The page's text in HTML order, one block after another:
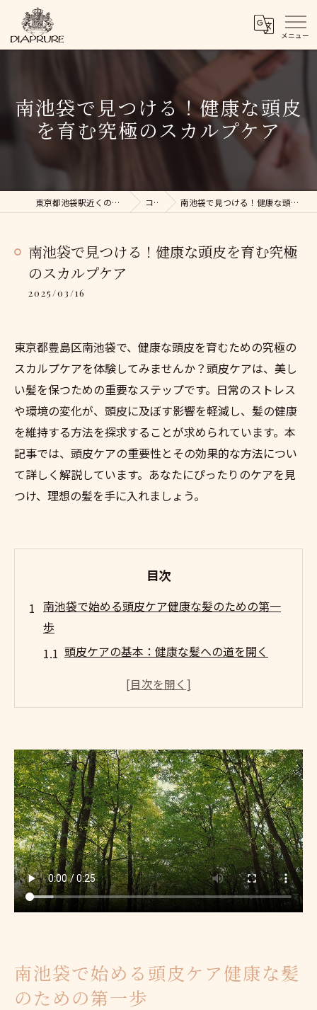
南池袋で見つける！健康な頭皮
を育む究極のスカルプケア
東京都池袋駅近くの美容院ならDIAPRURE コラム 南池袋で見つける！健康な頭皮を育む究極のスカルプケア
南池袋で見つける！健康な頭皮を育む究極
のスカルプケア
2025/03/16
東京都豊島区南池袋で、健康な頭皮を育むための究極の
スカルプケアを体験してみませんか？頭皮ケアは、美し
い髪を保つための重要なステップです。日常のストレス
や環境の変化が、頭皮に及ぼす影響を軽減し、髪の健康
を維持する方法を探求することが求められています。本
記事では、頭皮ケアの重要性とその効果的な方法につい
て詳しく解説しています。あなたにぴったりのケアを見
つけ、理想の髪を手に入れましょう。
目次
南池袋で始める頭皮ケア健康な髪のための第一
歩
頭皮ケアの基本：健康な髪への道を開く
南池袋での頭皮ケアがもたらす具体的な効
専門店でのスカルプケアと自宅ケアの違い
頭皮環境を整えるためのおすすめ製品
南池袋での頭皮ケアの効果を実感するには
頭皮ケアでストレスを解消！南池袋のおすすめ
スポット
ストレスフリーな生活への第一歩：頭皮ケ
アの役割
頭皮ケアで日常のストレスを軽減する方法
南池袋の自然派スカルプケアスポットの紹
南池袋で始める頭皮ケア健康な髪
のための第一歩